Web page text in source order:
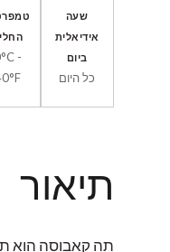
שעה
אידיאלית
ביום
כל היום
-
תיאור
תה קאבוסה הוא